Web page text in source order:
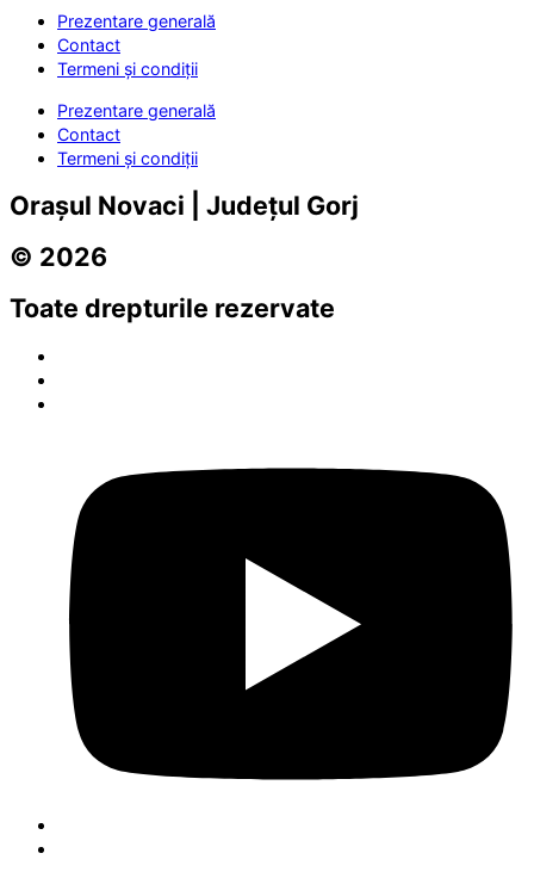
Prezentare generală
Contact
Termeni și condiții
Prezentare generală
Contact
Termeni și condiții
Orașul Novaci | Județul Gorj
© 2026
Toate drepturile rezervate